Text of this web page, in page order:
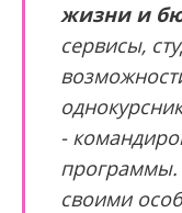
жизни и
сервисы,
-
программы.
своими